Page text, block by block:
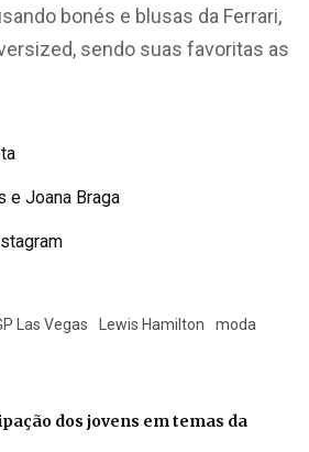
bonés e blusas da Ferrari,
sendo suas favoritas as
e Joana Braga
Las Vegas Lewis Hamilton moda
dos jovens em temas da